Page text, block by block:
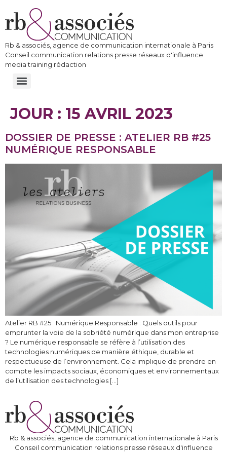
Rb & associés, agence de communication internationale à Paris
Conseil communication relations presse réseaux d'influence
media training rédaction
JOUR : 15 AVRIL 2023
DOSSIER DE PRESSE : ATELIER RB #25
NUMÉRIQUE RESPONSABLE
Atelier RB #25 Numérique Responsable : Quels outils pour
emprunter la voie de la sobriété numérique dans mon entreprise
? Le numérique responsable se réfère à l’utilisation des
technologies numériques de manière éthique, durable et
respectueuse de l’environnement. Cela implique de prendre en
compte les impacts sociaux, économiques et environnementaux
de l’utilisation des technologies […]
Rb & associés, agence de communication internationale à Paris
Conseil communication relations presse réseaux d'influence